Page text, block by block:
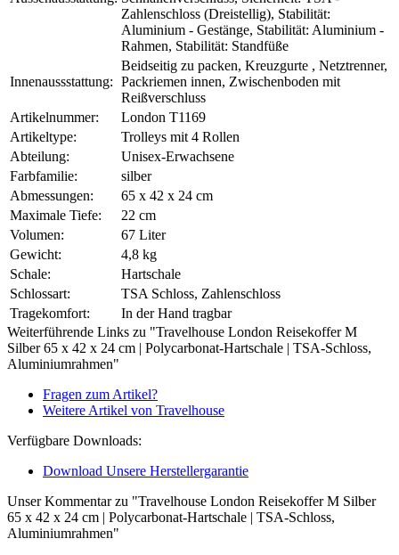
Zahlenschloss (Dreistellig), Stabilität:
Aluminium - Gestänge, Stabilität: Aluminium -
Rahmen, Stabilität: Standfüße
Innenaussstattung:
Beidseitig zu packen, Kreuzgurte , Netztrenner,
Packriemen innen, Zwischenboden mit
Reißverschluss
Artikelnummer:
London T1169
Artikeltype:
Trolleys mit 4 Rollen
Abteilung:
Unisex-Erwachsene
Farbfamilie:
silber
Abmessungen:
65 x 42 x 24 cm
Maximale Tiefe:
22 cm
Volumen:
67 Liter
Gewicht:
4,8 kg
Schale:
Hartschale
Schlossart:
TSA Schloss, Zahlenschloss
Tragekomfort:
In der Hand tragbar
Weiterführende Links zu "Travelhouse London Reisekoffer M
Silber 65 x 42 x 24 cm | Polycarbonat-Hartschale | TSA-Schloss,
Aluminiumrahmen"
Fragen zum Artikel?
Weitere Artikel von Travelhouse
Verfügbare Downloads:
Download Unsere Herstellergarantie
Unser Kommentar zu "Travelhouse London Reisekoffer M Silber
65 x 42 x 24 cm | Polycarbonat-Hartschale | TSA-Schloss,
Aluminiumrahmen"